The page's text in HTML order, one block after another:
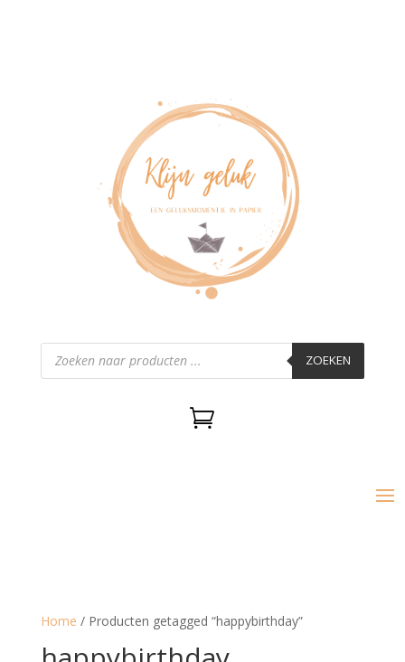
Producten
zoeken ZOEKEN

Home / Producten getagged “happybirthday”